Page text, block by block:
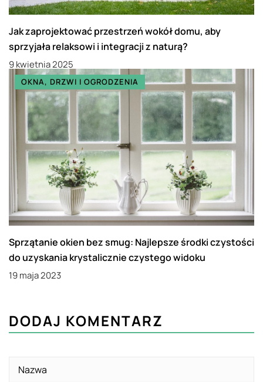
Jak zaprojektować przestrzeń wokół domu, aby
sprzyjała relaksowi i integracji z naturą?
9 kwietnia 2025
OKNA, DRZWI I OGRODZENIA
Sprzątanie okien bez smug: Najlepsze środki czystości
do uzyskania krystalicznie czystego widoku
19 maja 2023
DODAJ KOMENTARZ